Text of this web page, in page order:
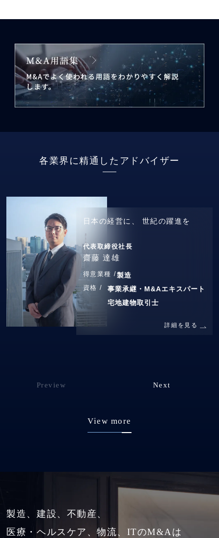
各業界に精通したアドバイザー
日本の経営に、 世紀の躍進を
代表取締役社長
齋藤 達雄
得意業種 /製造
資格 /
事業承継・M&Aエキスパート
宅地建物取引士
詳細を見る
Preview Next
View more
製造、建設、不動産、
医療・ヘルスケア、物流、ITのM&Aは